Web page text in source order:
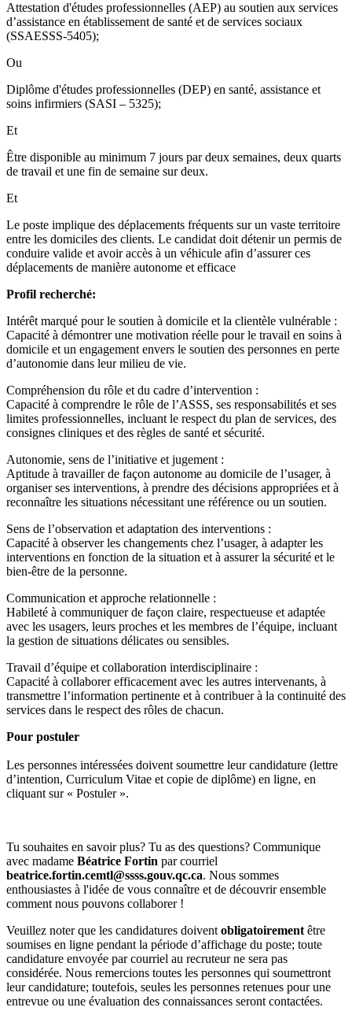
Attestation d'études professionnelles (AEP) au soutien aux services
d’assistance en établissement de santé et de services sociaux
(SSAESSS-5405);
Ou
Diplôme d'études professionnelles (DEP) en santé, assistance et
soins infirmiers (SASI – 5325);
Et
Être disponible au minimum 7 jours par deux semaines, deux quarts
de travail et une fin de semaine sur deux.
Et
Le poste implique des déplacements fréquents sur un vaste territoire
entre les domiciles des clients. Le candidat doit détenir un permis de
conduire valide et avoir accès à un véhicule afin d’assurer ces
déplacements de manière autonome et efficace
Profil recherché:
Intérêt marqué pour le soutien à domicile et la clientèle vulnérable :
Capacité à démontrer une motivation réelle pour le travail en soins à
domicile et un engagement envers le soutien des personnes en perte
d’autonomie dans leur milieu de vie.
Compréhension du rôle et du cadre d’intervention :
Capacité à comprendre le rôle de l’ASSS, ses responsabilités et ses
limites professionnelles, incluant le respect du plan de services, des
consignes cliniques et des règles de santé et sécurité.
Autonomie, sens de l’initiative et jugement :
Aptitude à travailler de façon autonome au domicile de l’usager, à
organiser ses interventions, à prendre des décisions appropriées et à
reconnaître les situations nécessitant une référence ou un soutien.
Sens de l’observation et adaptation des interventions :
Capacité à observer les changements chez l’usager, à adapter les
interventions en fonction de la situation et à assurer la sécurité et le
bien-être de la personne.
Communication et approche relationnelle :
Habileté à communiquer de façon claire, respectueuse et adaptée
avec les usagers, leurs proches et les membres de l’équipe, incluant
la gestion de situations délicates ou sensibles.
Travail d’équipe et collaboration interdisciplinaire :
Capacité à collaborer efficacement avec les autres intervenants, à
transmettre l’information pertinente et à contribuer à la continuité des
services dans le respect des rôles de chacun.
Pour postuler
Les personnes intéressées doivent soumettre leur candidature (lettre
d’intention, Curriculum Vitae et copie de diplôme) en ligne, en
cliquant sur « Postuler ».
Tu souhaites en savoir plus? Tu as des questions? Communique
avec madame Béatrice Fortin par courriel
beatrice.fortin.cemtl@ssss.gouv.qc.ca. Nous sommes
enthousiastes à l'idée de vous connaître et de découvrir ensemble
comment nous pouvons collaborer !
Veuillez noter que les candidatures doivent obligatoirement être
soumises en ligne pendant la période d’affichage du poste; toute
candidature envoyée par courriel au recruteur ne sera pas
considérée. Nous remercions toutes les personnes qui soumettront
leur candidature; toutefois, seules les personnes retenues pour une
entrevue ou une évaluation des connaissances seront contactées.